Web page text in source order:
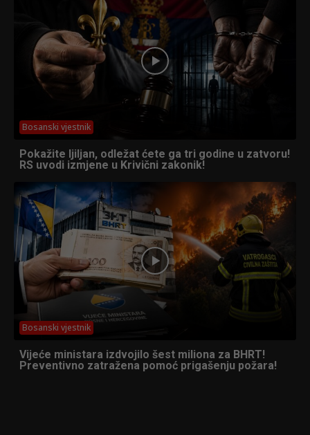
Bosanski vjestnik
Pokažite ljiljan, odležat ćete ga tri godine u zatvoru!
RS uvodi izmjene u Krivični zakonik!
Bosanski vjestnik
Vijeće ministara izdvojilo šest miliona za BHRT!
Preventivno zatražena pomoć prigašenju požara!